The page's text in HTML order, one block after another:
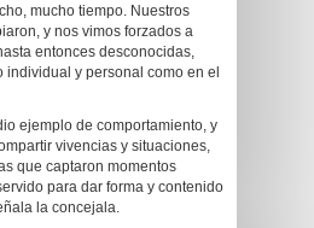
mucho tiempo. Nuestros
y nos vimos forzados a
entonces desconocidas,
individual y personal como en el
de comportamiento, y
vivencias y situaciones,
que captaron momentos
para dar forma y contenido
la concejala.